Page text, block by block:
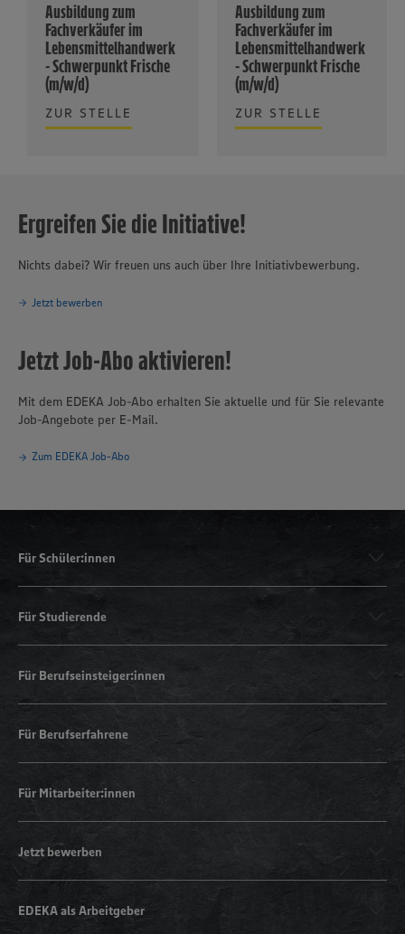
Ausbildung zum
Fachverkäufer im
Lebensmittelhandwerk
- Schwerpunkt Frische
(m/w/d)
ZUR STELLE
Ausbildung zum
Fachverkäufer im
Lebensmittelhandwerk
- Schwerpunkt Frische
(m/w/d)
ZUR STELLE
Ergreifen Sie die Initiative!
Nichts dabei? Wir freuen uns auch über Ihre Initiativbewerbung.
Jetzt bewerben
Jetzt Job-Abo aktivieren!
Mit dem EDEKA Job-Abo erhalten Sie aktuelle und für Sie relevante
Job-Angebote per E-Mail.
Zum EDEKA Job-Abo
Für Schüler:innen
Für Studierende
Für Berufseinsteiger:innen
Für Berufserfahrene
Für Mitarbeiter:innen
Jetzt bewerben
EDEKA als Arbeitgeber